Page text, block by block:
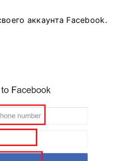
аккаунта Facebook.